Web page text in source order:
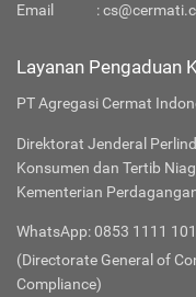
Email
:
Layanan Pengaduan
PT Agregasi Cermat
Direktorat Jenderal
Konsumen dan Tertib
Kementerian
WhatsApp: 0853 1111
(Directorate General of
Compliance)